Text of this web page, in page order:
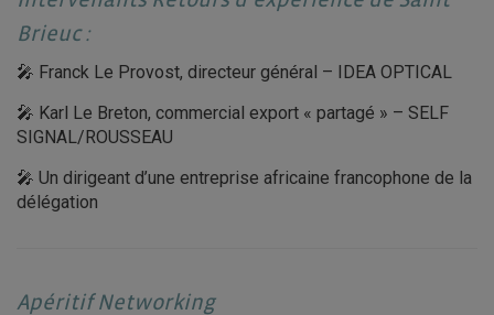
Brieuc :
🎤 Franck Le Provost, directeur général – IDEA OPTICAL
🎤 Karl Le Breton, commercial export « partagé » – SELF
SIGNAL/ROUSSEAU
🎤 Un dirigeant d’une entreprise africaine francophone de la
délégation
Apéritif Networking